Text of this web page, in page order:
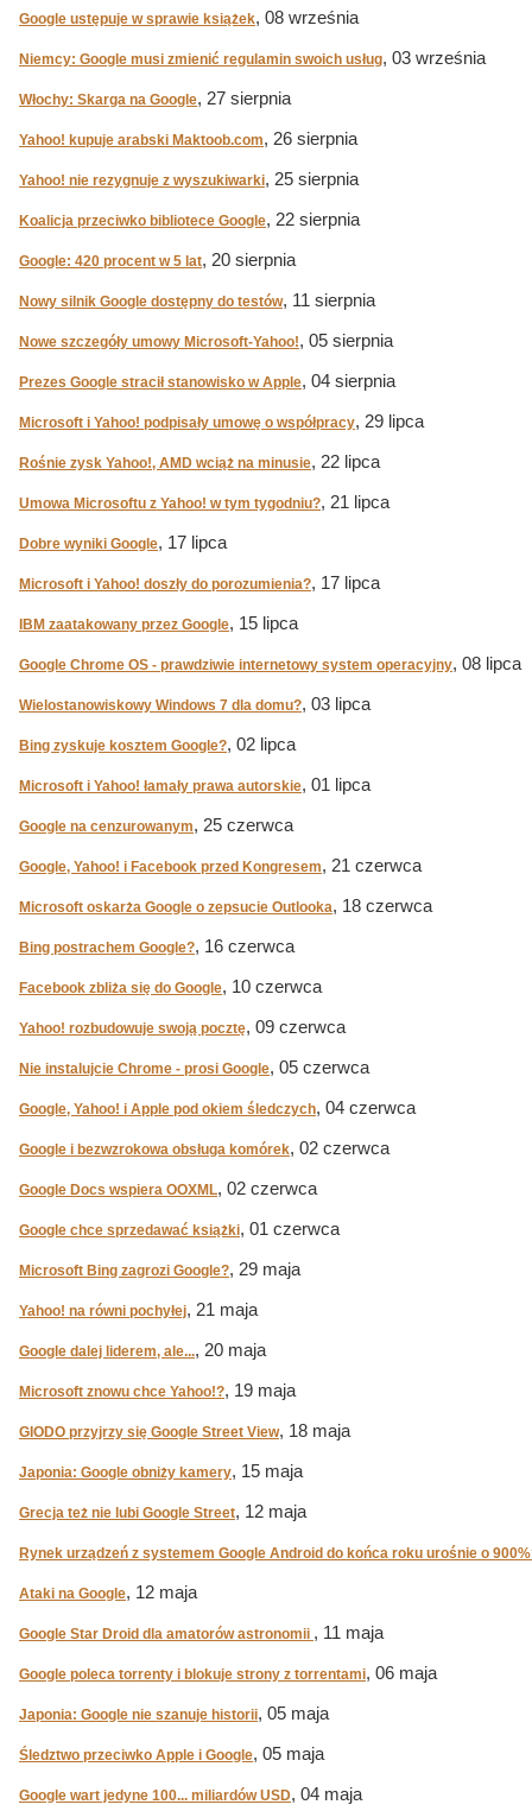
Google ustępuje w sprawie książek, 08 września
Niemcy: Google musi zmienić regulamin swoich usług, 03 września
Włochy: Skarga na Google, 27 sierpnia
Yahoo! kupuje arabski Maktoob.com, 26 sierpnia
Yahoo! nie rezygnuje z wyszukiwarki, 25 sierpnia
Koalicja przeciwko bibliotece Google, 22 sierpnia
Google: 420 procent w 5 lat, 20 sierpnia
Nowy silnik Google dostępny do testów, 11 sierpnia
Nowe szczegóły umowy Microsoft-Yahoo!, 05 sierpnia
Prezes Google stracił stanowisko w Apple, 04 sierpnia
Microsoft i Yahoo! podpisały umowę o współpracy, 29 lipca
Rośnie zysk Yahoo!, AMD wciąż na minusie, 22 lipca
Umowa Microsoftu z Yahoo! w tym tygodniu?, 21 lipca
Dobre wyniki Google, 17 lipca
Microsoft i Yahoo! doszły do porozumienia?, 17 lipca
IBM zaatakowany przez Google, 15 lipca
Google Chrome OS - prawdziwie internetowy system operacyjny, 08 lipca
Wielostanowiskowy Windows 7 dla domu?, 03 lipca
Bing zyskuje kosztem Google?, 02 lipca
Microsoft i Yahoo! łamały prawa autorskie, 01 lipca
Google na cenzurowanym, 25 czerwca
Google, Yahoo! i Facebook przed Kongresem, 21 czerwca
Microsoft oskarża Google o zepsucie Outlooka, 18 czerwca
Bing postrachem Google?, 16 czerwca
Facebook zbliża się do Google, 10 czerwca
Yahoo! rozbudowuje swoją pocztę, 09 czerwca
Nie instalujcie Chrome - prosi Google, 05 czerwca
Google, Yahoo! i Apple pod okiem śledczych, 04 czerwca
Google i bezwzrokowa obsługa komórek, 02 czerwca
Google Docs wspiera OOXML, 02 czerwca
Google chce sprzedawać książki, 01 czerwca
Microsoft Bing zagrozi Google?, 29 maja
Yahoo! na równi pochyłej, 21 maja
Google dalej liderem, ale..., 20 maja
Microsoft znowu chce Yahoo!?, 19 maja
GIODO przyjrzy się Google Street View, 18 maja
Japonia: Google obniży kamery, 15 maja
Grecja też nie lubi Google Street, 12 maja
Rynek urządzeń z systemem Google Android do końca roku urośnie o
Ataki na Google, 12 maja
Google Star Droid dla amatorów astronomii , 11 maja
Google poleca torrenty i blokuje strony z torrentami, 06 maja
Japonia: Google nie szanuje historii, 05 maja
Śledztwo przeciwko Apple i Google, 05 maja
Google wart jedyne 100... miliardów USD, 04 maja